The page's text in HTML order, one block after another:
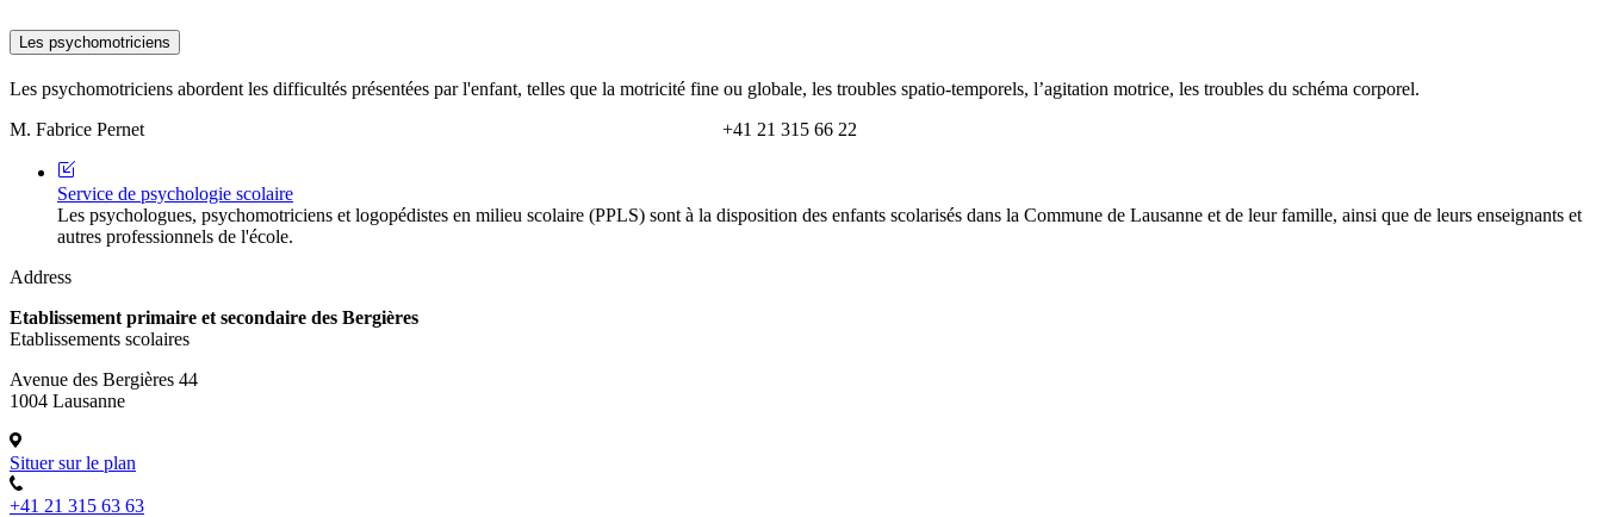
Les psychomotriciens
Les psychomotriciens abordent les difficultés présentées par l'enfant, telles que la motricité fine ou globale, les troubles spatio-temporels, l’agitation motrice, les troubles du schéma corporel.
M. Fabrice Pernet
+41 21 315 66 22
Service de psychologie scolaire
Les psychologues, psychomotriciens et logopédistes en milieu scolaire (PPLS) sont à la disposition des enfants scolarisés dans la Commune de Lausanne et de leur famille, ainsi que de leurs enseignants et
autres professionnels de l'école.
Address
Etablissement primaire et secondaire des Bergières
Etablissements scolaires
Avenue des Bergières 44
1004 Lausanne
Situer sur le plan
+41 21 315 63 63